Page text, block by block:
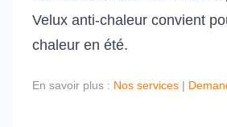
Velux anti-chaleur convient
chaleur en été.
En savoir plus : Nos services |